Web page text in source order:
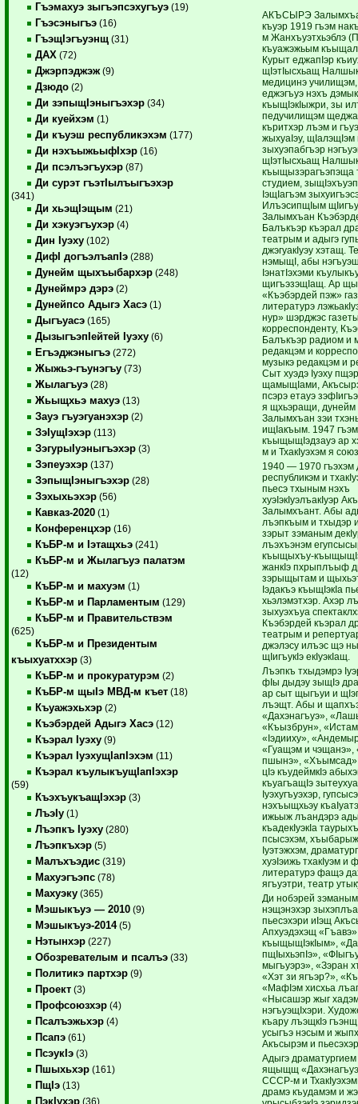
Гъэмахуэ зыгъэпсэхугъуэ (19)
Гъэсэныгъэ (16)
ГъэщIэгъуэнщ (31)
ДАХ (72)
Джэрпэджэж (9)
Дзюдо (2)
Ди зэпыщIэныгъэхэр (34)
Ди куейхэм (1)
Ди къуэш республикэхэм (177)
Ди нэхъыжьыфIхэр (16)
Ди псэлъэгъухэр (87)
Ди сурэт гъэтIылъыгъэхэр
(341)
Ди хьэщIэщым (21)
Ди хэкуэгъухэр (4)
Дин Iуэху (102)
ДифI догъэлъапIэ (288)
Дунейм щыхъыбархэр (248)
Дунеймрэ дэрэ (2)
Дунейпсо Адыгэ Хасэ (1)
Дыгъуасэ (165)
ДызыгъэпIейтей Iуэху (6)
Егъэджэныгъэ (272)
Жыжьэ-гъунэгъу (73)
Жылагъуэ (28)
Жьыщхьэ махуэ (13)
Зауэ гъуэгуанэхэр (2)
ЗэIущIэхэр (113)
ЗэгурыIуэныгъэхэр (3)
Зэпеуэхэр (137)
ЗэпыщIэныгъэхэр (28)
Зэхыхьэхэр (56)
Кавказ-2020 (1)
Конференцхэр (16)
КъБР-м и Iэтащхьэ (241)
КъБР-м и Жылагъуэ палатэм
(12)
КъБР-м и махуэм (1)
КъБР-м и Парламентым (129)
КъБР-м и Правительствэм
(625)
КъБР-м и Президентым
къыхуатххэр (3)
КъБР-м и прокуратурэм (2)
КъБР-м щыIэ МВД-м къет (18)
Къуажэхьхэр (2)
Къэбэрдей Адыгэ Хасэ (12)
Къэрал Iуэху (9)
Къэрал IуэхущIапIэхэм (11)
Къэрал къулыкъущIапIэхэр
(59)
КъэхъукъащIэхэр (3)
ЛъэIу (1)
Лъэпкъ Iуэху (280)
Лъэпкъхэр (5)
Малъхъэдис (319)
Махуэгъэпс (78)
Махуэку (365)
Мэшыкъуэ — 2010 (9)
Мэшыкъуэ-2014(5)
Нэтынхэр (227)
Обозревателым и псалъэ (33)
Политикэ партхэр (9)
Проект (3)
Профсоюзхэр (4)
Псалъэжьхэр (4)
Псапэ (61)
ПсэукIэ (3)
Пшыхьхэр (161)
ПщIэ (13)
ПэкIухэр (36)
АКЪСЫРЭ
къуэр 1919 гъэм
м Жанхъуэтхьэблэ
къуажэжьым
Курыт еджапIэр
щIэтIысхьащ
медицинэ училищэм,
еджэгъуэ нэхъ
къыщIэкIыжри, зы
педучилищэм
къритхэр лъэм и
жыхуаIэу, щIалэщIэм
зыхуэпабгъэр
щIэтIысхьащ
къыщызэрагъэпэща
студием,
IэщIагъэм
ИлъэсипщIым
Залымхъан
Балъкъэр къэрал
театрым и адыгэ
джэгуакIуэу хэтащ.
нэмыщI, абы
IэнатIэхэми
щигъэзэщIащ. Ар
«Къэбэрдей пэж»
литературэ
нур» шэрджэс
корреспонденту,
Балъкъэр радиом и
редакцэм и
музыкэ редакцэм и
Сыт хуэдэ Iуэху
щамыщIами,
псэрэ етауэ
я щхьэращи, дунейм
Залымхъан зэи
ищIакъым. 1947 гъэм
къыщыщIэдзауэ ар
м и ТхакIуэхэм я
1940 — 1970 гъэхэм
республикэм и
пьесэ тхыным нэхъ
хуэIэкIуэлъакIуэр
Залымхъант. Абы
лъэпкъым и тхыдэр
зэрыт зэманым
лъэхъэнэм
къыщыхъу-
жанкIэ пхрыплъыф
зэрыщытам и
Iэдакъэ къыщIэкIа
хьэлэмэтхэр. Ахэр
зыхуэхъуа
Къэбэрдей къэрал
театрым и
джэлэсу илъэс щэ
щIигъукIэ екIуэкIащ.
Лъэпкъ тхыдэмрэ
фIы дыдэу зыщIэ
ар сыт щыгъуи и
лъэщт. Абы и
«Дахэнагъуэ»,
«Къызбрун»,
«Iэдииху»,
«Гуащэм и чэщанэ»,
пшынэ», «Хъымсад»
цIэ къудеймкIэ
къуагъащIэ
Iуэхугъуэхэр, гупсысэ
нэхъыщхьэу
ижьыж лъандэрэ
къадекIуэкIа
псысэхэм,
Iуэтэжхэм,
хуэIэижь тхакIуэм и
литературэ фащэ
ягъуэтри, театр
Ди нобэрей
нэщэнэхэр
пьесэхэри иIэщ
Апхуэдэхэщ
къыщыщIэкIым»,
пщIыхьэпIэ»,
мыгъуэрэ», «Зэран
«Хэт зи ягъэр?»,
«МафIэм хисхьа
«Нысашэр жыг
нэгъуэщIхэри.
къару лъэщкIэ
усыгъэ нэсым и
Акъсырэм и
Адыгэ
ящыщщ
СССР-м и
драмэ къудамэм и